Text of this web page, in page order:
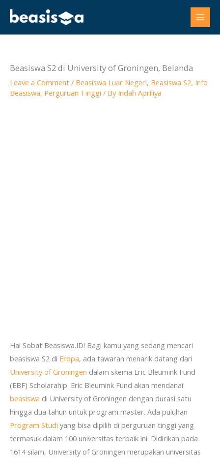
content
Beasiswa S2 di University of Groningen, Belanda
Leave a Comment / Beasiswa Luar Negeri, Beasiswa S2, Info
Beasiswa, Perguruan Tinggi / By Indah Apriliya
Hai Sobat Beasiswa.ID! Bagi kamu yang sedang mencari
beasiswa S2 di Eropa, ada tawaran menarik datang dari
University of Groningen dalam skema Eric Bleumink Fund
(EBF) Scholarahip. Eric Bleumink Fund akan mendanai
beasiswa di University of Groningen dengan durasi satu
hingga dua tahun untuk program master. Ada puluhan
Program Studi yang bisa dipilih di perguruan tinggi yang
termasuk dalam 100 universitas terbaik ini. Didirikan pada
1614 silam, University of Groningen merupakan universitas